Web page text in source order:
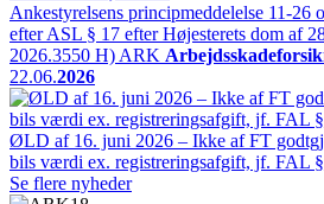
Ankestyrelsens principmeddelelse 11-26
efter ASL § 17 efter Højesterets dom af
2026.3550 H) ARK
22.06.2026
ØLD af 16. juni 2026 – Ikke af FT
bils værdi ex. registreringsafgift, jf. FAL
Se flere nyheder